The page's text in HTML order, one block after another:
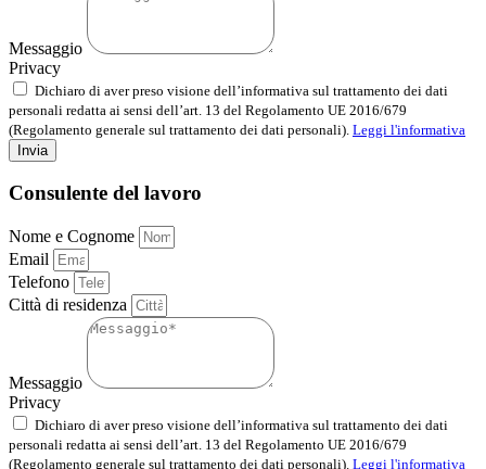
Messaggio
Privacy
Dichiaro di aver preso visione dell’informativa sul trattamento dei dati
personali redatta ai sensi dell’art. 13 del Regolamento UE 2016/679
(Regolamento generale sul trattamento dei dati personali). Leggi l'informativa
Invia
Consulente del lavoro
Nome e Cognome
Email
Telefono
Città di residenza
Messaggio
Privacy
Dichiaro di aver preso visione dell’informativa sul trattamento dei dati
personali redatta ai sensi dell’art. 13 del Regolamento UE 2016/679
(Regolamento generale sul trattamento dei dati personali). Leggi l'informativa